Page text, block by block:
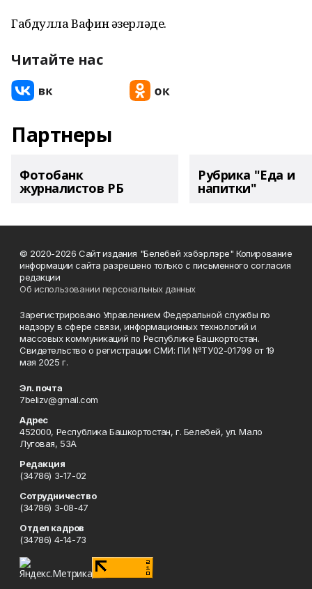
Габдулла Вафин әзерләде.
Читайте нас
Партнеры
Фотобанк
журналистов РБ
Рубрика "Еда и
напитки"
© 2020-2026 Сайт издания "Белебей хэбэрлэре" Копирование
информации сайта разрешено только с письменного согласия
редакции
Об использовании персональных данных
Зарегистрировано Управлением Федеральной службы по
надзору в сфере связи, информационных технологий и
массовых коммуникаций по Республике Башкортостан.
Свидетельство о регистрации СМИ: ПИ №ТУ02-01799 от 19
мая 2025 г.
Эл. почта
7belizv@gmail.com
Адрес
452000, Республика Башкортостан, г. Белебей, ул. Мало
Луговая, 53А
Редакция
(34786) 3-17-02
Сотрудничество
(34786) 3-08-47
Отдел кадров
(34786) 4-14-73